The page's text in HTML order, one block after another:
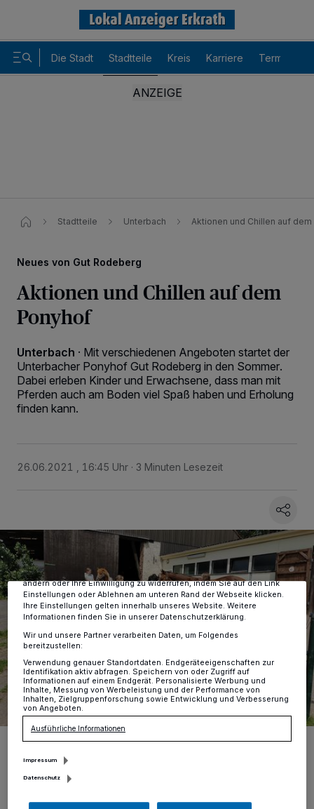
Die Stadt Stadtteile Kreis Karriere Termine
Stadtteile Unterbach Aktionen und Chillen auf
Neues von Gut Rodeberg
Aktionen und Chillen auf dem
Ponyhof
Unterbach · Mit verschiedenen Angeboten startet der
Unterbacher Ponyhof Gut Rodeberg in den Sommer.
Dabei erleben Kinder und Erwachsene, dass man mit
Pferden auch am Boden viel Spaß haben und Erholung
finden kann.
26.06.2021 , 16:45 Uhr 3 Minuten Lesezeit
Es muss nicht immer Reiten sein – auch vom Boden aus kann man
Foto: Nicole Marschall
verarbeiten Daten, um Ihnen Dienste bereitzustellen“ aufgeführten
Zwecke. Wenn Tracker deaktiviert sind, sind manche Inhalte und
Anzeigen möglicherweise nicht mehr so relevant für Sie. Sie können
dieses Menü jederzeit wieder aufrufen, um Ihre Einstellungen zu
ändern oder Ihre Einwilligung zu widerrufen, indem Sie auf den Link
Einstellungen oder Ablehnen am unteren Rand der Webseite klicken.
Ihre Einstellungen gelten innerhalb unseres Website. Weitere
Informationen finden Sie in unserer Datenschutzerklärung.
Wir und unsere Partner verarbeiten Daten, um Folgendes
bereitzustellen:
Verwendung genauer Standortdaten. Endgeräteeigenschaften zur
Identifikation aktiv abfragen. Speichern von oder Zugriff auf
Informationen auf einem Endgerät. Personalisierte Werbung und
Inhalte, Messung von Werbeleistung und der Performance von
Inhalten, Zielgruppenforschung sowie Entwicklung und Verbesserung
von Angeboten.
Ausführliche Informationen
Impressum
Datenschutz